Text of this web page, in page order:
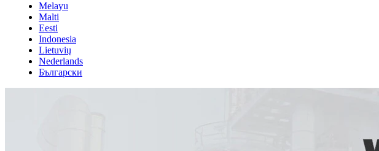
Melayu
Malti
Eesti
Indonesia
Lietuvių
Nederlands
Български